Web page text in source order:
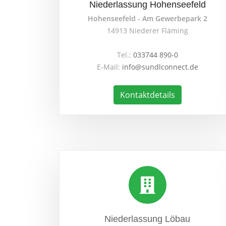
Niederlassung Hohenseefeld
Hohenseefeld - Am Gewerbepark 2
14913 Niederer Fläming
Tel.: 033744 890-0
E-Mail: info@sundlconnect.de
Kontaktdetails
Niederlassung Löbau